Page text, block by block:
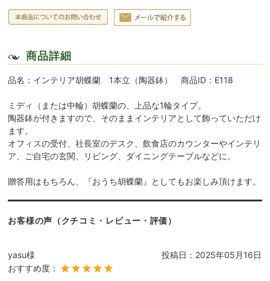
商品詳細
品名：インテリア胡蝶蘭 1本立（陶器鉢） 商品ID：E118
ミディ（または中輪）胡蝶蘭の、上品な1輪タイプ。
陶器鉢が付きますので、そのままインテリアとして飾っていただけ
ます。
オフィスの受付、社長室のデスク、飲食店のカウンターやインテリ
ア、ご自宅の玄関、リビング、ダイニングテーブルなどに。
贈答用はもちろん、『おうち胡蝶蘭』としてもお楽しみ頂けます。
お客様の声（クチコミ・レビュー・評価）
yasu様 投稿日： 2025年05月16日
おすすめ度：